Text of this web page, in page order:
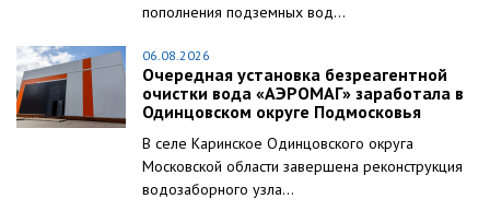
пополнения подземных вод...
06.08.2026
Очередная установка безреагентной
очистки вода «АЭРОМАГ» заработала в
Одинцовском округе Подмосковья
В селе Каринское Одинцовского округа
Московской области завершена реконструкция
водозаборного узла...